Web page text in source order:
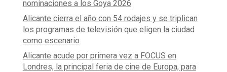
nominaciones a los Goya 2026
Alicante cierra el año con 54 rodajes y se triplican
los programas de televisión que eligen la ciudad
como escenario
Alicante acude por primera vez a FOCUS en
Londres, la principal feria de cine de Europa, para